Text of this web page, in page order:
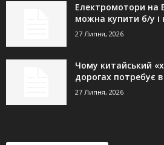
Електромотори на
можна купити б/у і
27 Липня, 2026
Чому китайський
дорогах потребує
27 Липня, 2026